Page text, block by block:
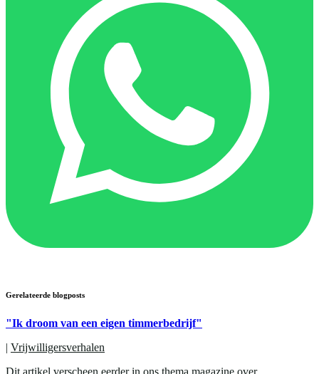
Gerelateerde blogposts
"Ik droom van een eigen timmerbedrijf"
| Vrijwilligersverhalen
Dit artikel verscheen eerder in ons thema magazine over